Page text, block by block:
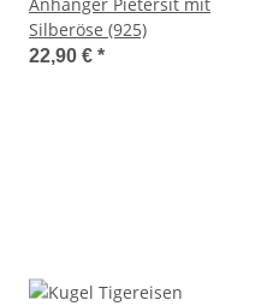
Silberöse (925)
22,90 € *